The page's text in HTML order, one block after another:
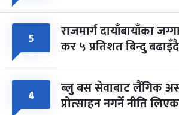
५ राजमार्ग दायाँबायाँका
कर ५ प्रतिशत बिन्दु बढाइँदै
४ ब्लु बस सेवाबाट लैंगिक
प्रोत्साहन नगर्ने नीति